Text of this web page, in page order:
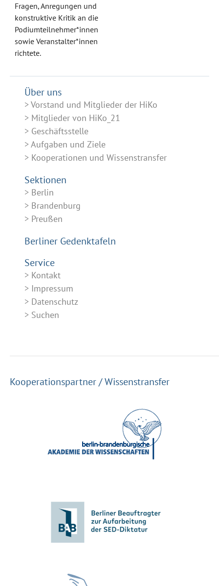
Fragen, Anregungen und
konstruktive Kritik an die
Podiumteilnehmer*innen
sowie Veranstalter*innen
richtete.
Über uns
Vorstand und Mitglieder der HiKo
Mitglieder von HiKo_21
Geschäftsstelle
Aufgaben und Ziele
Kooperationen und Wissenstransfer
Sektionen
Berlin
Brandenburg
Preußen
Berliner Gedenktafeln
Service
Kontakt
Impressum
Datenschutz
Suchen
Kooperationspartner / Wissenstransfer